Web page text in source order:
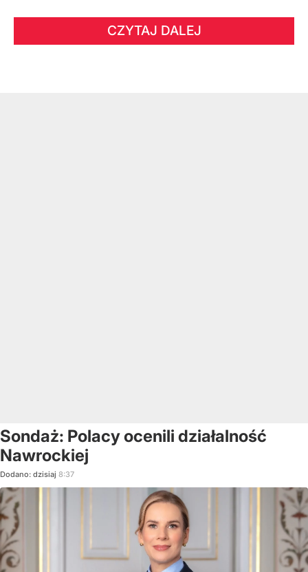
CZYTAJ DALEJ
Sondaż: Polacy ocenili działalność
Nawrockiej
Dodano: dzisiaj 8:37